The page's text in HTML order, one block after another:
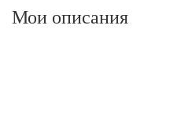
Мои описания